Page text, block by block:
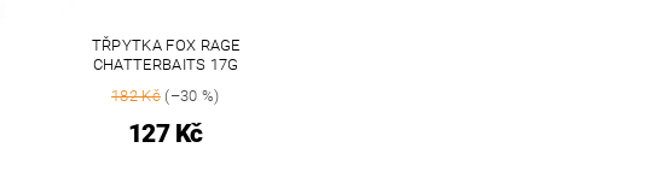
TŘPYTKA FOX RAGE
CHATTERBAITS 17G
182 Kč(–30 %)
127 Kč